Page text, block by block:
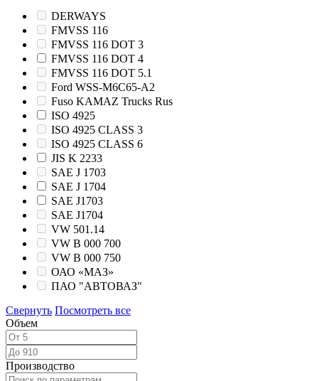
DERWAYS
FMVSS 116
FMVSS 116 DOT 3
FMVSS 116 DOT 4
FMVSS 116 DOT 5.1
Ford WSS-M6C65-A2
Fuso KAMAZ Trucks Rus
ISO 4925
ISO 4925 CLASS 3
ISO 4925 CLASS 6
JIS K 2233
SAE J 1703
SAE J 1704
SAE J1703
SAE J1704
VW 501.14
VW B 000 700
VW B 000 750
ОАО «МАЗ»
ПАО "АВТОВАЗ"
Свернуть Посмотреть все
Объем
Производство